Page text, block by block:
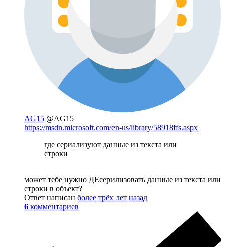
AG15 @AG15
https://msdn.microsoft.com/en-us/library/58918ffs.aspx
где сериализуют данные из текста или
строки
может тебе нужно ДЕсерилизовать данные из текста или
строки в объект?
Ответ написан более трёх лет назад
6 комментариев